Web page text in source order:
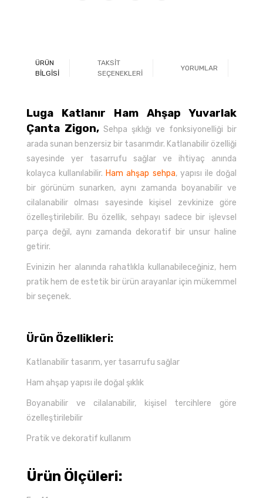
ÜRÜN
BİLGİSİ
TAKSİT
SEÇENEKLERİ
YORUMLAR
Luga Katlanır Ham Ahşap Yuvarlak
Çanta Zigon, Sehpa şıklığı ve fonksiyonelliği bir
arada sunan benzersiz bir tasarımdır. Katlanabilir özelliği
sayesinde yer tasarrufu sağlar ve ihtiyaç anında
kolayca kullanılabilir. Ham ahşap sehpa, yapısı ile doğal
bir görünüm sunarken, aynı zamanda boyanabilir ve
cilalanabilir olması sayesinde kişisel zevkinize göre
özelleştirilebilir. Bu özellik, sehpayı sadece bir işlevsel
parça değil, aynı zamanda dekoratif bir unsur haline
getirir.
Evinizin her alanında rahatlıkla kullanabileceğiniz, hem
pratik hem de estetik bir ürün arayanlar için mükemmel
bir seçenek.
Ürün Özellikleri:
Katlanabilir tasarım, yer tasarrufu sağlar
Ham ahşap yapısı ile doğal şıklık
Boyanabilir ve cilalanabilir, kişisel tercihlere göre
özelleştirilebilir
Pratik ve dekoratif kullanım
Ürün Ölçüleri: